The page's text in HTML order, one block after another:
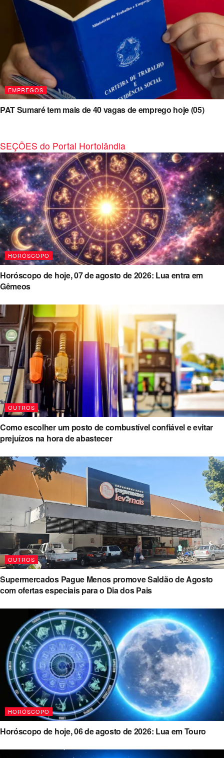
EMPREGOS
PAT Sumaré tem mais de 40 vagas de emprego hoje (05)
SEÇÕES do Portal Hortolândia
HORÓSCOPO
Horóscopo de hoje, 07 de agosto de 2026: Lua entra em
Gêmeos
OUTROS
Como escolher um posto de combustível confiável e evitar
prejuízos na hora de abastecer
OUTROS
Supermercados Pague Menos promove Saldão de Agosto
com ofertas especiais para o Dia dos Pais
HORÓSCOPO
Horóscopo de hoje, 06 de agosto de 2026: Lua em Touro